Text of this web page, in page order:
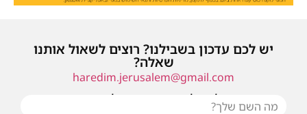
יש לכם עדכון בשבילנו? רוצים לשאול אותנו
שאלה?
haredim.jerusalem@gmail.com
או שילחו אלינו פנייה ונחזור אליכם בהקדם